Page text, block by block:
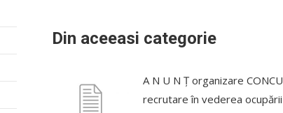
Din aceeasi categorie
A N U N Ț organizare
recrutare în vederea